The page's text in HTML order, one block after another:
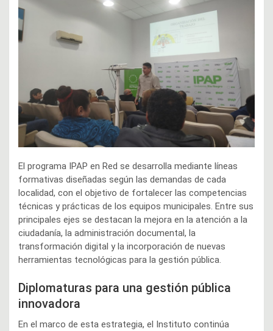
El programa IPAP en Red se desarrolla mediante líneas
formativas diseñadas según las demandas de cada
localidad, con el objetivo de fortalecer las competencias
técnicas y prácticas de los equipos municipales. Entre sus
principales ejes se destacan la mejora en la atención a la
ciudadanía, la administración documental, la
transformación digital y la incorporación de nuevas
herramientas tecnológicas para la gestión pública.
Diplomaturas para una gestión pública
innovadora
En el marco de esta estrategia, el Instituto continúa